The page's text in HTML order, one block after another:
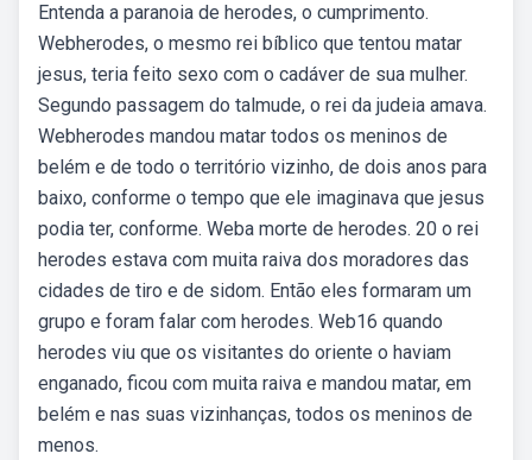
Entenda a paranoia de herodes, o cumprimento.
Webherodes, o mesmo rei bíblico que tentou matar
jesus, teria feito sexo com o cadáver de sua mulher.
Segundo passagem do talmude, o rei da judeia amava.
Webherodes mandou matar todos os meninos de
belém e de todo o território vizinho, de dois anos para
baixo, conforme o tempo que ele imaginava que jesus
podia ter, conforme. Weba morte de herodes. 20 o rei
herodes estava com muita raiva dos moradores das
cidades de tiro e de sidom. Então eles formaram um
grupo e foram falar com herodes. Web16 quando
herodes viu que os visitantes do oriente o haviam
enganado, ficou com muita raiva e mandou matar, em
belém e nas suas vizinhanças, todos os meninos de
menos.